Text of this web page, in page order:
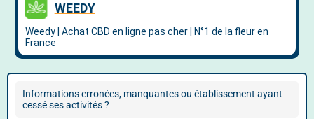
Informations erronées, manquantes ou établissement ayant
cessé ses activités ?